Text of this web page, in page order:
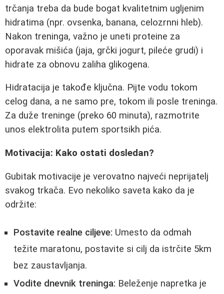
trčanja treba da bude bogat kvalitetnim ugljenim
hidratima (npr. ovsenka, banana, celozrnni hleb).
Nakon treninga, važno je uneti proteine za
oporavak mišića (jaja, grčki jogurt, pileće grudi) i
hidrate za obnovu zaliha glikogena.
Hidratacija je takođe ključna. Pijte vodu tokom
celog dana, a ne samo pre, tokom ili posle treninga.
Za duže treninge (preko 60 minuta), razmotrite
unos elektrolita putem sportsikh pića.
Motivacija: Kako ostati dosledan?
Gubitak motivacije je verovatno najveći neprijatelj
svakog trkača. Evo nekoliko saveta kako da je
održite:
Postavite realne ciljeve: Umesto da odmah
težite maratonu, postavite si cilj da istrčite 5km
bez zaustavljanja.
Vodite dnevnik treninga: Beleženje napretka je